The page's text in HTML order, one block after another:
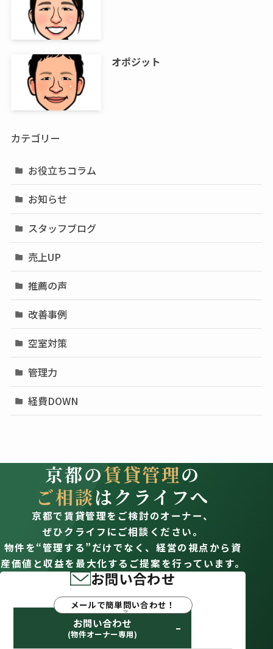
オポジット
カテゴリー
お役立ちコラム
お知らせ
スタッフブログ
売上UP
推薦の声
改善事例
空室対策
管理力
経費DOWN
京都の賃貸管理の
ご相談はクライフへ
京都で賃貸管理をご検討のオーナー、
ぜひクライフにご相談ください。
物件を“管理する”だけでなく、経営の視点から資
産価値と収益を最大化するご提案を行っています。
お問い合わせ
メールで簡単問い合わせ！
お問い合わせ
(物件オーナー専用)